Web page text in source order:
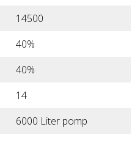
14500
40%
40%
14
6000 Liter pomp